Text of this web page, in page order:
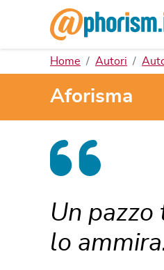
Home Autori
Aforisma
Un pazzo
lo